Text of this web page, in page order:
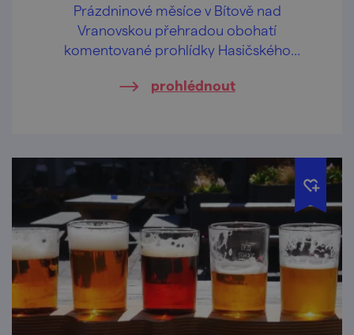
Prázdninové měsíce v Bítově nad
Vranovskou přehradou obohatí
komentované prohlídky Hasičského
prohlédnout